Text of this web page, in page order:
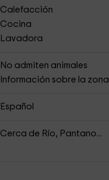
Calefacción
Cocina
Lavadora
No admiten animales
Información sobre la zona
Español
Cerca de Río, Pantano...